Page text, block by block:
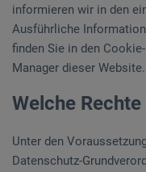
informieren wir in den
Ausführliche
finden Sie in den
Manager dieser Website.
Welche
Unter den
Datenschutz-